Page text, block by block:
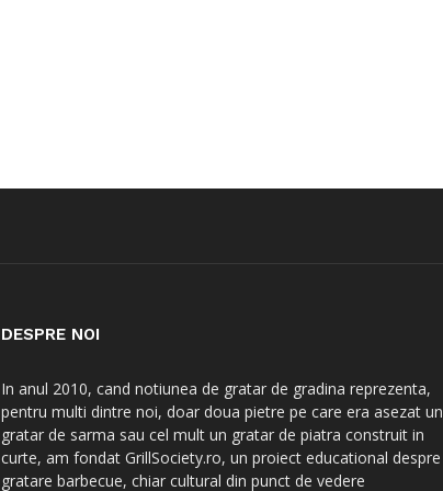
DESPRE NOI
In anul 2010, cand notiunea de gratar de gradina reprezenta,
pentru multi dintre noi, doar doua pietre pe care era asezat un
gratar de sarma sau cel mult un gratar de piatra construit in
curte, am fondat GrillSociety.ro, un proiect educational despre
gratare barbecue, chiar cultural din punct de vedere